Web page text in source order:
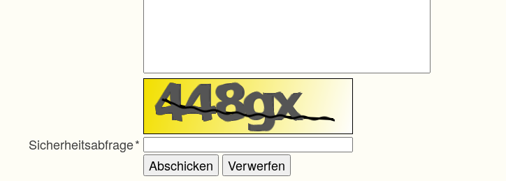
Sicherheitsabfrage*